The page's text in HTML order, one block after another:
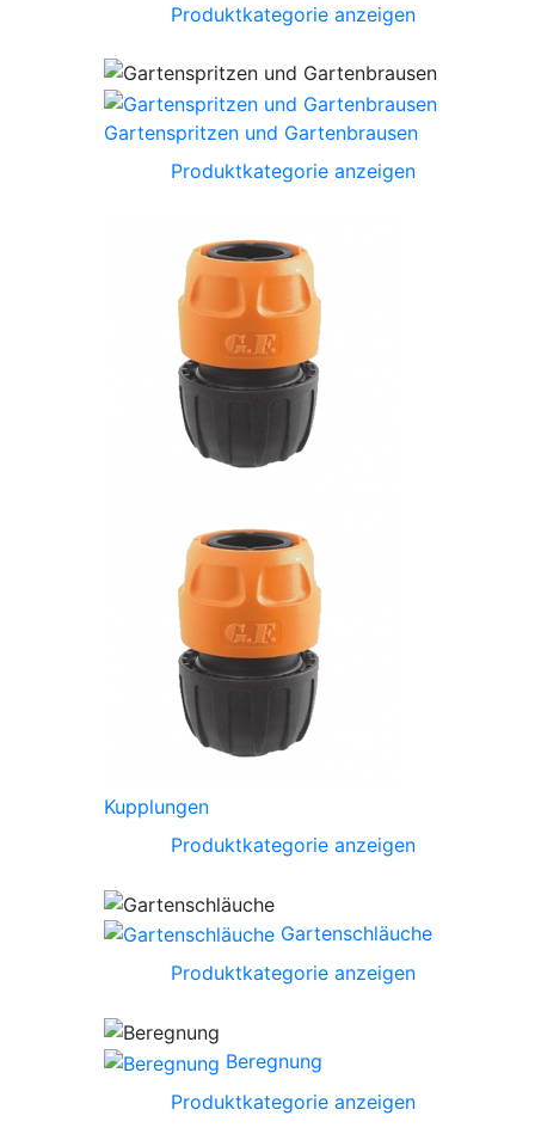
Produktkategorie anzeigen
Gartenspritzen und Gartenbrausen
Produktkategorie anzeigen
Kupplungen
Produktkategorie anzeigen
Gartenschläuche
Produktkategorie anzeigen
Beregnung
Produktkategorie anzeigen